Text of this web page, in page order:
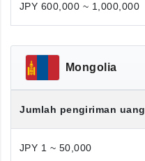
JPY 600,000 ~ 1,000,000
Mongolia
Jumlah pengiriman uang
JPY 1 ~ 50,000